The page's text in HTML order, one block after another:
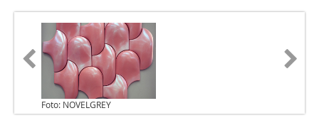
Foto: NOVELGREY